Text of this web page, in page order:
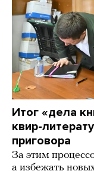
Итог «дела
квир-
приговора
За этим
а избежать